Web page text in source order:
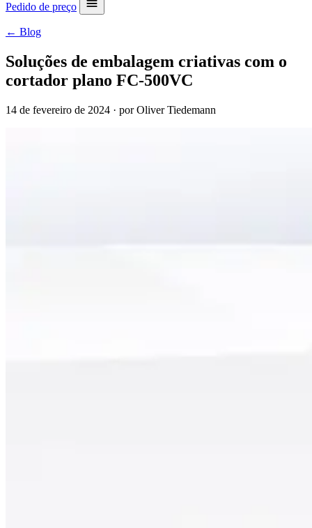
Pedido de preço
← Blog
Soluções de embalagem criativas com o
cortador plano FC-500VC
14 de fevereiro de 2024 · por Oliver Tiedemann